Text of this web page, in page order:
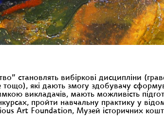
становлять вибіркові дисципліни
тощо), які дають змогу здобувачу
викладачів, мають можливість
пройти навчальну практику у
Art Foundation, Музей історичних